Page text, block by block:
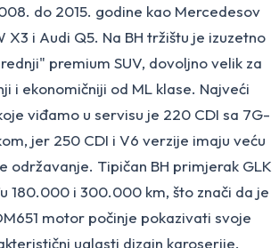
do 2015. godine kao Mercedesov
X3 i Audi Q5. Na BH tržištu je izuzetno
premium SUV, dovoljno velik za
i ekonomičniji od ML klase. Najveći
viđamo u servisu je 220 CDI sa 7G-
jer 250 CDI i V6 verzije imaju veću
održavanje. Tipičan BH primjerak GLK
180.000 i 300.000 km, što znači da je
motor počinje pokazivati svoje
uglasti dizajn karoserije,